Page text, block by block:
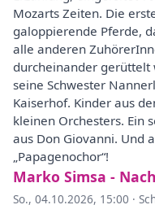
Mozarts Zeiten. Die
galoppierende Pferde,
alle anderen
durcheinander gerüttelt
seine Schwester
Kaiserhof. Kinder aus
kleinen Orchesters. Ein
aus Don Giovanni. Und
„Papagenochor“!
Marko Simsa -
So., 04.10.2026, 15:00 ·